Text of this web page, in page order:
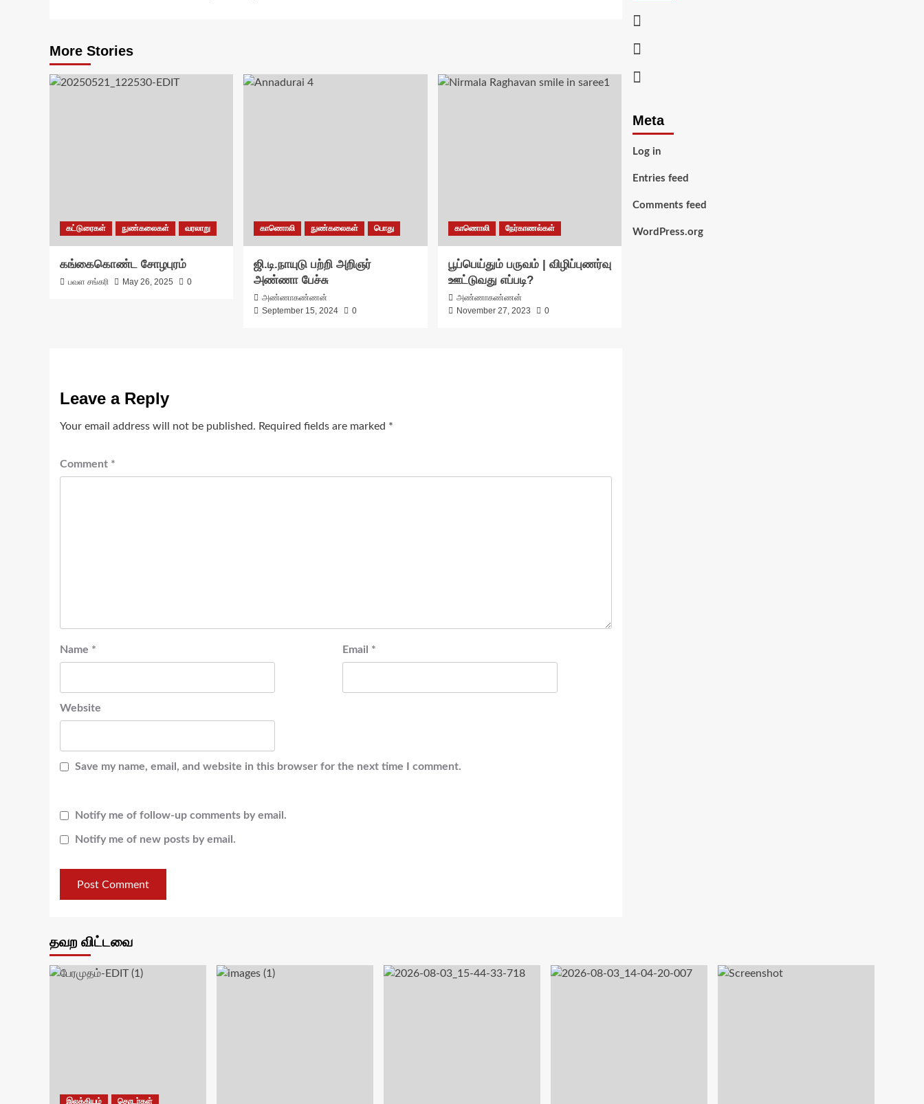
More Stories
கட்டுரைகள் நுண்கலைகள் வரலாறு
கங்கைகொண்ட சோழபுரம்
பவள சங்கரி May 26, 2025 0
காணொலி நுண்கலைகள் பொது
ஜி.டி.நாயுடு பற்றி அறிஞர்
அண்ணா பேச்சு
அண்ணாகண்ணன்
September 15, 2024
0
காணொலி நேர்காணல்கள்
பூப்பெய்தும் பருவம் | விழிப்புணர்வு
ஊட்டுவது எப்படி?
அண்ணாகண்ணன்
November 27, 2023
0
Leave a Reply
Your email address will not be published. Required fields are marked *
Comment *
Name * Email *
Website
Save my name, email, and website in this browser for the next time I comment.
Notify me of follow-up comments by email.
Notify me of new posts by email.
Meta
Log in
Entries feed
Comments feed
WordPress.org
தவற விட்டவை
இலக்கியம் தொடர்கள்